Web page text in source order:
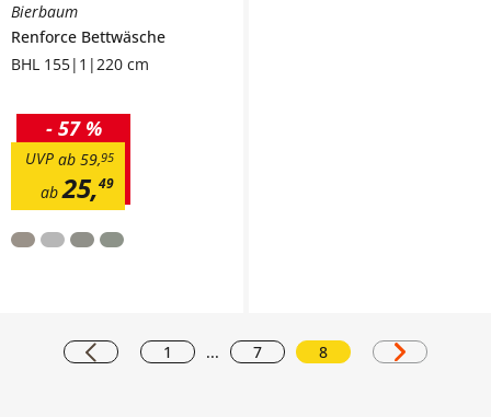
Bierbaum
Renforce Bettwäsche
BHL 155|1|220 cm
ab 25,49
ab 59,95
UVP
- 57 %
1 ... 7 8